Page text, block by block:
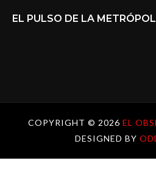
EL PULSO DE LA
COPYRIGHT © 2026 EL
DESIGNED BY